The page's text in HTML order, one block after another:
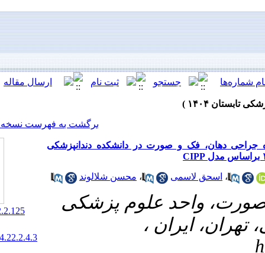
برگشت به فهرست نسخه ها
در دانشکده دندانپزشکی
،محسن شلالوند
علوم پزشکی
،
‎ 10.61186/jrds.22.2.125
20.1001.1.20084676.1404.22.2.4.3